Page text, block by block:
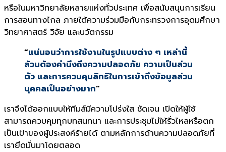
หรือในมหาวิทยาลัยหลายแห่งทั่วประเทศ เพื่อสนับสนุนการเรียน
การสอนทางไกล ภายใต้ความร่วมมือกับกระทรวงการอุดมศึกษา
วิทยาศาสตร์ วิจัย และนวัตกรรม
“แน่นอนว่าการใช้งานในรูปแบบต่าง ๆ เหล่านี้
ล้วนต้องคำนึงถึงความปลอดภัย ความเป็นส่วน
ตัว และการควบคุมสิทธิในการเข้าถึงข้อมูลส่วน
บุคคลเป็นอย่างมาก”
เราจึงได้ออกแบบให้ทีมส์มีความโปร่งใส ชัดเจน เปิดให้ผู้ใช้
สามารถควบคุมทุกบทสนทนา และการประชุมไม่ให้รั่วไหลหรือตก
เป็นเป้าของผู้ประสงค์ร้ายได้ ตามหลักการด้านความปลอดภัยที่
เรายึดมั่นมาโดยตลอด